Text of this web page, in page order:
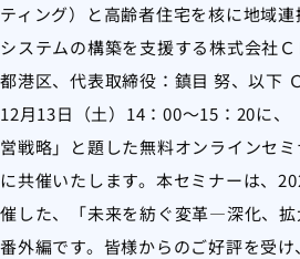
ティング）と高齢者住宅を核に地域
システムの構築を支援する株式会社
都港区、代表取締役：鎮目 努、以下
12月13日（土）14：00～15：20に、
営戦略」と題した無料オンラインセ
に共催いたします。本セミナーは、
催した、「未来を紡ぐ変革―深化、
番外編です。皆様からのご好評を受